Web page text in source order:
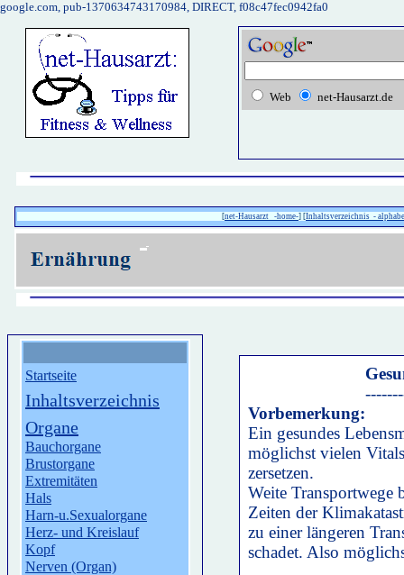
google.com, pub-1370634743170984, DIRECT, f08c47fec0942fa0
Web net-Hausarzt.de
[net-Hausarzt -home-] [Inhaltsverzeichnis -
Startseite
Inhaltsverzeichnis
Organe
Bauchorgane
Brustorgane
Extremitäten
Hals
Harn-u.Sexualorgane
Herz- und Kreislauf
Kopf
Nerven (Organ)
Vorbemerkung:
Ein gesundes
möglichst vielen
zersetzen.
Weite Transportwege
Zeiten der
zu einer längeren
schadet. Also